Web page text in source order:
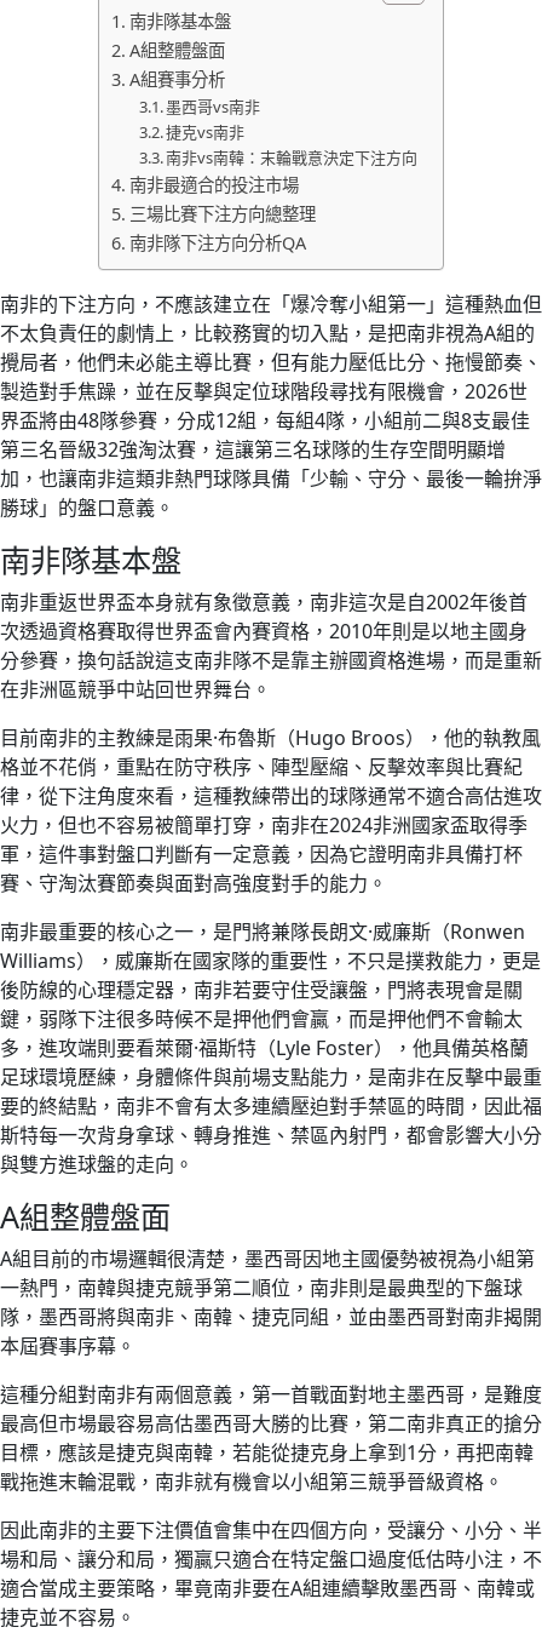
南非隊基本盤
A組整體盤面
A組賽事分析
墨西哥vs南非
捷克vs南非
南非vs南韓：末輪戰意決定下注方向
南非最適合的投注市場
三場比賽下注方向總整理
南非隊下注方向分析QA
南非的下注方向，不應該建立在「爆冷奪小組第一」這種熱血但
不太負責任的劇情上，比較務實的切入點，是把南非視為A組的
攪局者，他們未必能主導比賽，但有能力壓低比分、拖慢節奏、
製造對手焦躁，並在反擊與定位球階段尋找有限機會，2026世
界盃將由48隊參賽，分成12組，每組4隊，小組前二與8支最佳
第三名晉級32強淘汰賽，這讓第三名球隊的生存空間明顯增
加，也讓南非這類非熱門球隊具備「少輸、守分、最後一輪拚淨
勝球」的盤口意義。
南非隊基本盤
南非重返世界盃本身就有象徵意義，南非這次是自2002年後首
次透過資格賽取得世界盃會內賽資格，2010年則是以地主國身
分參賽，換句話說這支南非隊不是靠主辦國資格進場，而是重新
在非洲區競爭中站回世界舞台。
目前南非的主教練是雨果·布魯斯（Hugo Broos），他的執教風
格並不花俏，重點在防守秩序、陣型壓縮、反擊效率與比賽紀
律，從下注角度來看，這種教練帶出的球隊通常不適合高估進攻
火力，但也不容易被簡單打穿，南非在2024非洲國家盃取得季
軍，這件事對盤口判斷有一定意義，因為它證明南非具備打杯
賽、守淘汰賽節奏與面對高強度對手的能力。
南非最重要的核心之一，是門將兼隊長朗文·威廉斯（Ronwen
Williams），威廉斯在國家隊的重要性，不只是撲救能力，更是
後防線的心理穩定器，南非若要守住受讓盤，門將表現會是關
鍵，弱隊下注很多時候不是押他們會贏，而是押他們不會輸太
多，進攻端則要看萊爾·福斯特（Lyle Foster），他具備英格蘭
足球環境歷練，身體條件與前場支點能力，是南非在反擊中最重
要的終結點，南非不會有太多連續壓迫對手禁區的時間，因此福
斯特每一次背身拿球、轉身推進、禁區內射門，都會影響大小分
與雙方進球盤的走向。
A組整體盤面
A組目前的市場邏輯很清楚，墨西哥因地主國優勢被視為小組第
一熱門，南韓與捷克競爭第二順位，南非則是最典型的下盤球
隊，墨西哥將與南非、南韓、捷克同組，並由墨西哥對南非揭開
本屆賽事序幕。
這種分組對南非有兩個意義，第一首戰面對地主墨西哥，是難度
最高但市場最容易高估墨西哥大勝的比賽，第二南非真正的搶分
目標，應該是捷克與南韓，若能從捷克身上拿到1分，再把南韓
戰拖進末輪混戰，南非就有機會以小組第三競爭晉級資格。
因此南非的主要下注價值會集中在四個方向，受讓分、小分、半
場和局、讓分和局，獨贏只適合在特定盤口過度低估時小注，不
適合當成主要策略，畢竟南非要在A組連續擊敗墨西哥、南韓或
捷克並不容易。